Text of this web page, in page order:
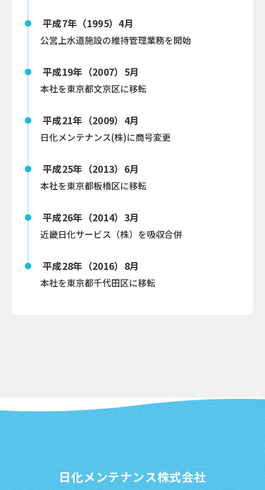
平成7年（1995）4月
公営上水道施設の維持管理業務を開始
平成19年（2007）5月
本社を東京都文京区に移転
平成21年（2009）4月
日化メンテナンス(株)に商号変更
平成25年（2013）6月
本社を東京都板橋区に移転
平成26年（2014）3月
近畿日化サービス（株）を吸収合併
平成28年（2016）8月
本社を東京都千代田区に移転
日化メンテナンス株式会社